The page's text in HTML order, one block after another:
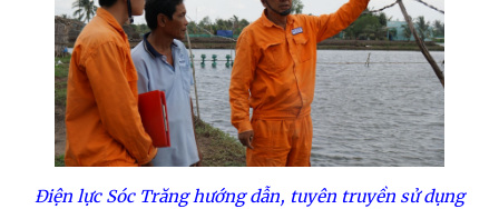
Điện lực Sóc Trăng hướng dẫn, tuyên truyền sử dụng